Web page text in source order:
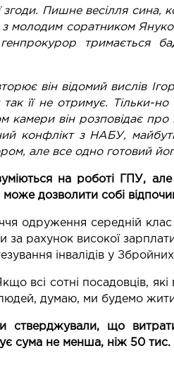
згоди. Пишне весілля сина,
з молодим соратником
тримається
він відомий вислів
так її не отримує. Тільки-
камери він розповідає
конфлікт з НАБУ,
але все одно готовий
на роботі ГПУ,
дозволити собі
одруження середній
за рахунок високої
інвалідів у
всі сотні посадовців,
думаю, ми будемо жити
стверджували, що
сума не менша, ніж 50 тис.